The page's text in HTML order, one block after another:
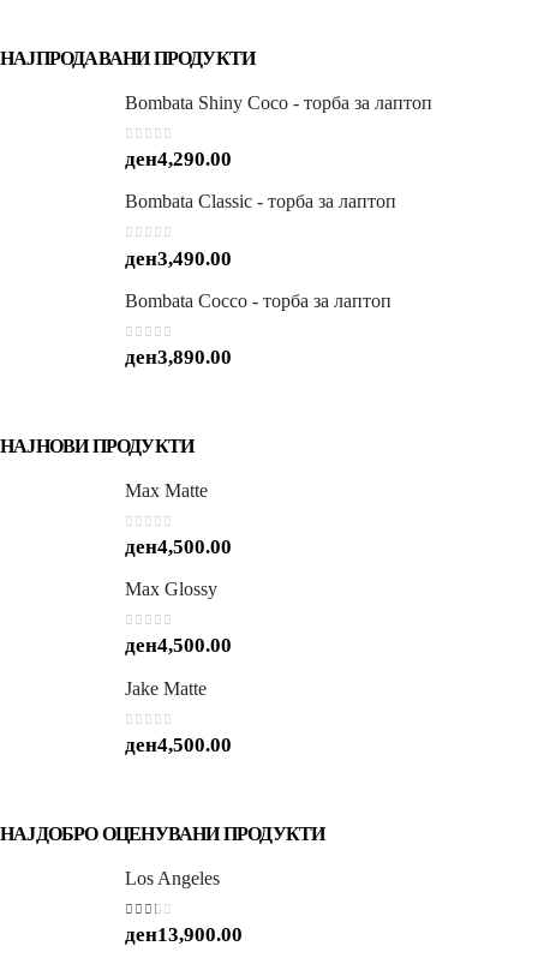
НАЈПРОДАВАНИ ПРОДУКТИ
Bombata Shiny Coco - торба за лаптоп
0out of 5
ден4,290.00
Bombata Classic - торба за лаптоп
out of 5
ден3,490.00
Bombata Cocco - торба за лаптоп
out of 5
ден3,890.00
НАЈНОВИ ПРОДУКТИ
Max Matte
0out of 5
ден4,500.00
Max Glossy
0out of 5
ден4,500.00
Jake Matte
out of 5
ден4,500.00
НАЈДОБРО ОЦЕНУВАНИ ПРОДУКТИ
Los Angeles
out of 5
ден13,900.00